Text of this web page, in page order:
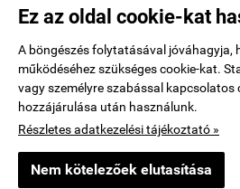
Ez az oldal cookie-kat
A böngészés folytatásával jóváhagyja,
működéséhez szükséges cookie-kat.
vagy személyre szabással kapcsolatos
hozzájárulása után használunk.
Részletes adatkezelési tájékoztató »
Nem kötelezőek elutasítása
Telefonszám: +36-30-634-8659
E-mail:
kataullmann@gmail.com